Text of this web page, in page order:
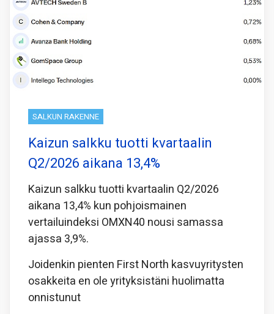
SALKUN RAKENNE
Kaizun salkku tuotti kvartaalin
Q2/2026 aikana 13,4%
Kaizun salkku tuotti kvartaalin Q2/2026
aikana 13,4% kun pohjoismainen
vertailuindeksi OMXN40 nousi samassa
ajassa 3,9%.
Joidenkin pienten First North kasvuyritysten
osakkeita en ole yrityksistäni huolimatta
onnistunut